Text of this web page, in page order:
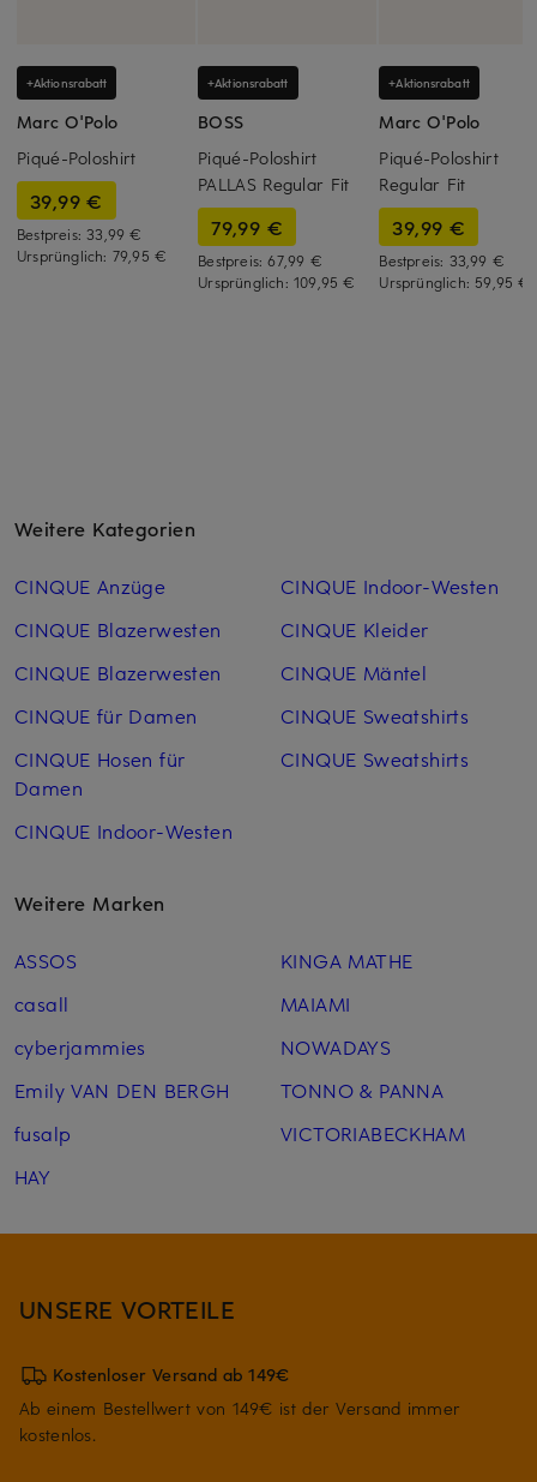
+Aktionsrabatt
Marc O'Polo
Piqué-Poloshirt
39,99 €
Bestpreis:33,99 €
Ursprünglich: 79,95 €
+Aktionsrabatt
BOSS
Piqué-Poloshirt
PALLAS Regular Fit
79,99 €
Bestpreis:67,99 €
Ursprünglich: 109,95 €
+Aktionsrabatt
Marc O'Polo
Piqué-Poloshirt
Regular Fit
39,99 €
Bestpreis: 33,99 €
Ursprünglich: 59,95 €
Weitere Kategorien
CINQUE Anzüge
CINQUE Blazerwesten
CINQUE Blazerwesten
CINQUE für Damen
CINQUE Hosen für
Damen
CINQUE Indoor-Westen
CINQUE Indoor-Westen
CINQUE Kleider
CINQUE Mäntel
CINQUE Sweatshirts
CINQUE Sweatshirts
Weitere Marken
ASSOS
casall
cyberjammies
Emily VAN DEN BERGH
fusalp
HAY
KINGA MATHE
MAIAMI
NOWADAYS
TONNO & PANNA
VICTORIABECKHAM
UNSERE VORTEILE
Kostenloser Versand ab 149€
Ab einem Bestellwert von 149€ ist der Versand immer
kostenlos.